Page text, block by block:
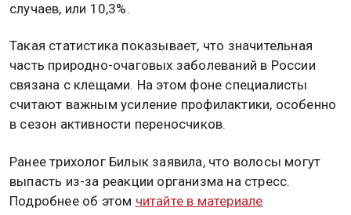
случаев, или 10,3%.
Такая статистика показывает, что значительная
часть природно-очаговых заболеваний в России
связана с клещами. На этом фоне специалисты
считают важным усиление профилактики, особенно
в сезон активности переносчиков.
Ранее трихолог Билык заявила, что волосы могут
выпасть из-за реакции организма на стресс.
Подробнее об этом читайте в материале